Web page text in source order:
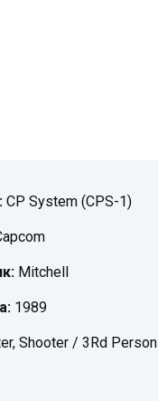
CP System (CPS-1)
Mitchell
1989
Shooter / 3Rd Person